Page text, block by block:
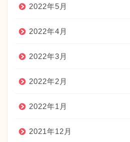
2022年5月
2022年4月
2022年3月
2022年2月
2022年1月
2021年12月